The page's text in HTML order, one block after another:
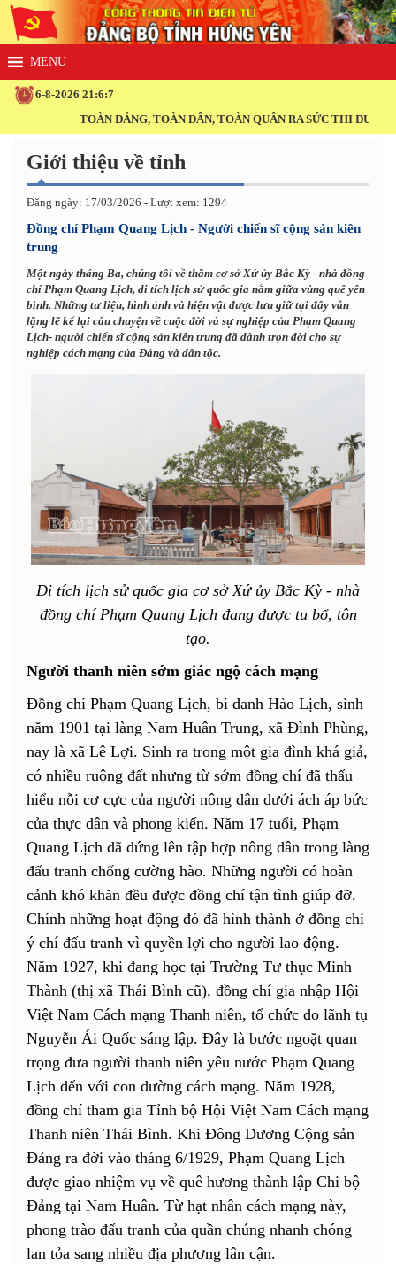
6-8-2026 21:6:8
TOÀN ĐẢNG, TOÀN DÂN, TOÀN QUÂN RA SỨC THI ĐUA THỰC
Giới thiệu về tỉnh
Đăng ngày: 17/03/2026 - Lượt xem: 1294
Đồng chí Phạm Quang Lịch - Người chiến sĩ cộng sản kiên
trung
Một ngày tháng Ba, chúng tôi về thăm cơ sở Xứ ủy Bắc Kỳ - nhà đồng
chí Phạm Quang Lịch, di tích lịch sử quốc gia nằm giữa vùng quê yên
bình. Những tư liệu, hình ảnh và hiện vật được lưu giữ tại đây vẫn
lặng lẽ kể lại câu chuyện về cuộc đời và sự nghiệp của Phạm Quang
Lịch- người chiến sĩ cộng sản kiên trung đã dành trọn đời cho sự
nghiệp cách mạng của Đảng và dân tộc.
Di tích lịch sử quốc gia cơ sở Xứ ủy Bắc Kỳ - nhà
đồng chí Phạm Quang Lịch đang được tu bổ, tôn
tạo.
Người thanh niên sớm giác ngộ cách mạng
Đồng chí Phạm Quang Lịch, bí danh Hào Lịch, sinh
năm 1901 tại làng Nam Huân Trung, xã Đình Phùng,
nay là xã Lê Lợi. Sinh ra trong một gia đình khá giả,
có nhiều ruộng đất nhưng từ sớm đồng chí đã thấu
hiểu nỗi cơ cực của người nông dân dưới ách áp bức
của thực dân và phong kiến. Năm 17 tuổi, Phạm
Quang Lịch đã đứng lên tập hợp nông dân trong làng
đấu tranh chống cường hào. Những người có hoàn
cảnh khó khăn đều được đồng chí tận tình giúp đỡ.
Chính những hoạt động đó đã hình thành ở đồng chí
ý chí đấu tranh vì quyền lợi cho người lao động.
Năm 1927, khi đang học tại Trường Tư thục Minh
Thành (thị xã Thái Bình cũ), đồng chí gia nhập Hội
Việt Nam Cách mạng Thanh niên, tổ chức do lãnh tụ
Nguyễn Ái Quốc sáng lập. Đây là bước ngoặt quan
trọng đưa người thanh niên yêu nước Phạm Quang
Lịch đến với con đường cách mạng. Năm 1928,
đồng chí tham gia Tỉnh bộ Hội Việt Nam Cách mạng
Thanh niên Thái Bình. Khi Đông Dương Cộng sản
Đảng ra đời vào tháng 6/1929, Phạm Quang Lịch
được giao nhiệm vụ về quê hương thành lập Chi bộ
Đảng tại Nam Huân. Từ hạt nhân cách mạng này,
phong trào đấu tranh của quần chúng nhanh chóng
lan tỏa sang nhiều địa phương lân cận.